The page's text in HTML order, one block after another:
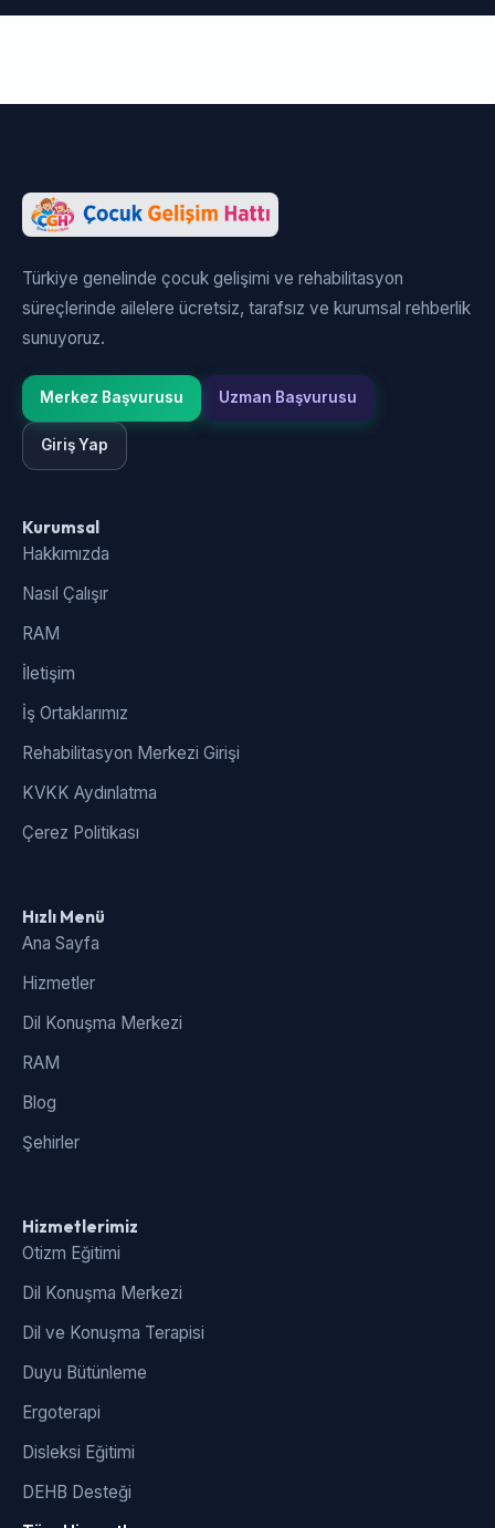
Türkiye genelinde çocuk gelişimi ve rehabilitasyon
süreçlerinde ailelere ücretsiz, tarafsız ve kurumsal rehberlik
sunuyoruz.
Merkez Başvurusu Uzman Başvurusu
Giriş Yap
Kurumsal
Hakkımızda
Nasıl Çalışır
RAM
İletişim
İş Ortaklarımız
Rehabilitasyon Merkezi Girişi
KVKK Aydınlatma
Çerez Politikası
Hızlı Menü
Ana Sayfa
Hizmetler
Dil Konuşma Merkezi
RAM
Blog
Şehirler
Hizmetlerimiz
Otizm Eğitimi
Dil Konuşma Merkezi
Dil ve Konuşma Terapisi
Duyu Bütünleme
Ergoterapi
Disleksi Eğitimi
DEHB Desteği